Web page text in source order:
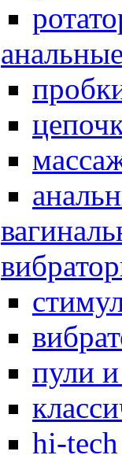
пули
hi-tech